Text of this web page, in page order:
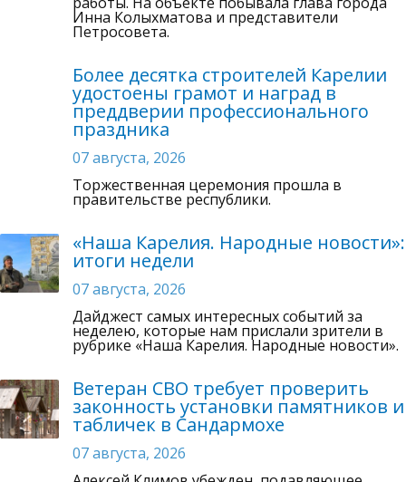
Инна Колыхматова и представители
Петросовета.
Более десятка строителей Карелии
удостоены грамот и наград в
преддверии профессионального
праздника
07 августа, 2026
Торжественная церемония прошла в
правительстве республики.
«Наша Карелия. Народные новости»:
итоги недели
07 августа, 2026
Дайджест самых интересных событий за
неделею, которые нам прислали зрители в
рубрике «Наша Карелия. Народные новости».
Ветеран СВО требует проверить
законность установки памятников и
табличек в Сандармохе
07 августа, 2026